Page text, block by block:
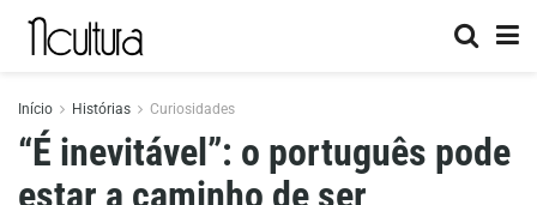
Início Histórias Curiosidades
“É inevitável”: o português pode
estar a caminho de ser